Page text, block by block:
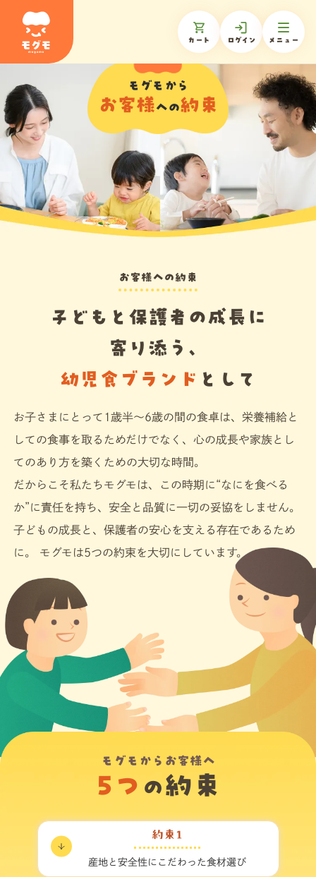
カート ログイン メニュー
モグモについて
ギフトを贈る
モグモから
お客様への約束
お客様への約束
子どもと保護者の成長に
寄り添う、
幼児食ブランド として
お子さまにとって1歳半〜6歳の間の食卓は、栄養補給と
しての食事を取るためだけでなく、心の成長や家族とし
てのあり方を築くための大切な時間。
だからこそ私たちモグモは、この時期に“なにを食べる
か”に責任を持ち、安全と品質に一切の妥協をしません。
子どもの成長と、保護者の安心を支える存在であるため
に。 モグモは5つの約束を大切にしています。
モグモからお客様へ
5つ の約束
約束1
産地と安全性に こだわった食材選び